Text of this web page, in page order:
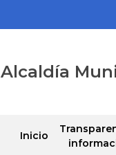
Alcaldía
Inicio